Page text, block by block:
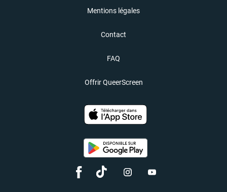
Mentions légales
Contact
FAQ
Offrir QueerScreen